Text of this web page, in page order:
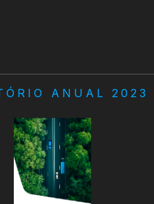
ANUAL 2023